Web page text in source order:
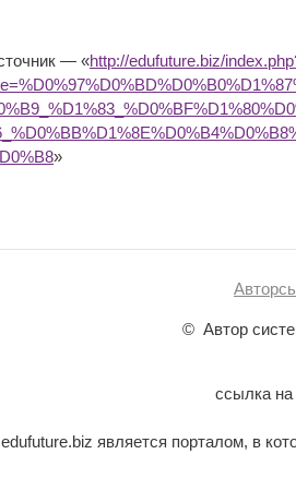
— «http://edufuture.biz/
»
© Автор
ссылка на
является порталом, в